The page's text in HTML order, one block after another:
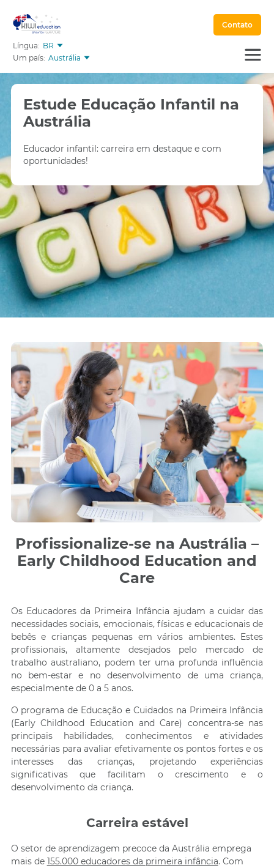
Língua: BR
Um país: Austrália
Contato
Estude Educação Infantil na
Austrália
Educador infantil: carreira em destaque e com
oportunidades!
Profissionalize-se na Austrália –
Early Childhood Education and
Care
Os Educadores da Primeira Infância ajudam a cuidar das
necessidades sociais, emocionais, físicas e educacionais de
bebês e crianças pequenas em vários ambientes. Estes
profissionais, altamente desejados pelo mercado de
trabalho australiano, podem ter uma profunda influência
no bem-estar e no desenvolvimento de uma criança,
especialmente de 0 a 5 anos.
O programa de Educação e Cuidados na Primeira Infância
(Early Childhood Education and Care) concentra-se nas
principais habilidades, conhecimentos e atividades
necessárias para avaliar efetivamente os pontos fortes e os
interesses das crianças, projetando experiências
significativas que facilitam o crescimento e o
desenvolvimento da criança.
Carreira estável
O setor de aprendizagem precoce da Austrália emprega
mais de 155.000 educadores da primeira infância. Com